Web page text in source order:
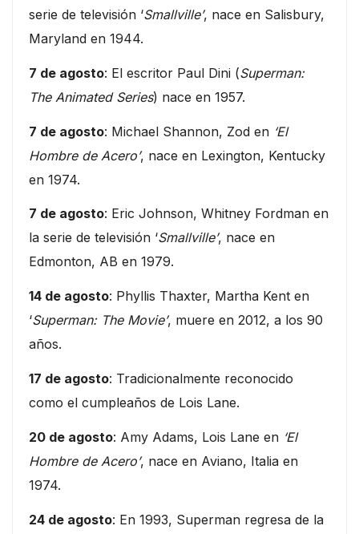
serie de televisión ‘Smallville’, nace en Salisbury,
Maryland en 1944.
7 de agosto: El escritor Paul Dini (Superman:
The Animated Series) nace en 1957.
7 de agosto: Michael Shannon, Zod en ‘El
Hombre de Acero’, nace en Lexington, Kentucky
en 1974.
7 de agosto: Eric Johnson, Whitney Fordman en
la serie de televisión ‘Smallville’, nace en
Edmonton, AB en 1979.
14 de agosto: Phyllis Thaxter, Martha Kent en
‘Superman: The Movie’, muere en 2012, a los 90
años.
17 de agosto: Tradicionalmente reconocido
como el cumpleaños de Lois Lane.
20 de agosto: Amy Adams, Lois Lane en ‘El
Hombre de Acero’, nace en Aviano, Italia en
1974.
24 de agosto: En 1993, Superman regresa de la